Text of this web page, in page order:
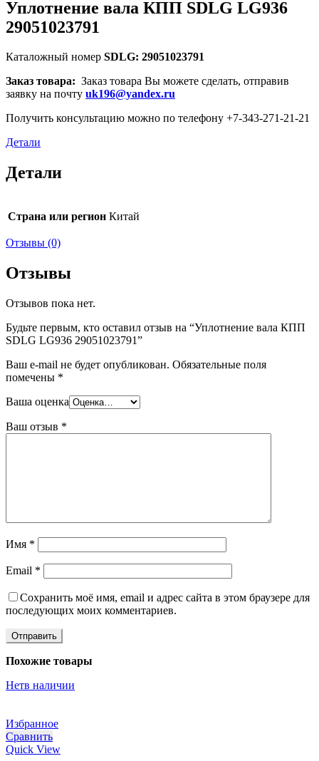
Уплотнение вала КПП SDLG LG936
29051023791
Каталожный номер SDLG: 29051023791
Заказ товара: Заказ товара Вы можете сделать, отправив
заявку на почту uk196@yandex.ru
Получить консультацию можно по телефону +7-343-271-21-21
Детали
Детали
Страна или регион Китай
Отзывы (0)
Отзывы
Отзывов пока нет.
Будьте первым, кто оставил отзыв на “Уплотнение вала КПП
SDLG LG936 29051023791”
Ваш e-mail не будет опубликован. Обязательные поля
помечены *
Ваша оценка
Ваш отзыв *
Имя *
Email *
Сохранить моё имя, email и адрес сайта в этом браузере для
последующих моих комментариев.
Похожие товары
Нетв наличии
Избранное
Сравнить
Quick View